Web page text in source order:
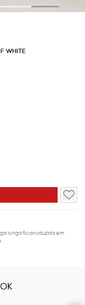
WHITE
longa foi produzida em